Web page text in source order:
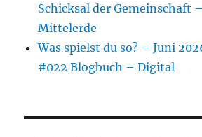
Schicksal der Gemeinschaft
Mittelerde
Was spielst du so? – Juni
#022 Blogbuch – Digital